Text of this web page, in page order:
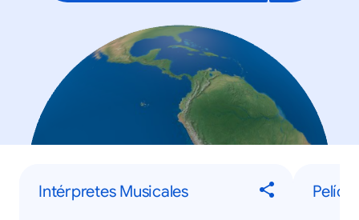
Intérpretes Musicales